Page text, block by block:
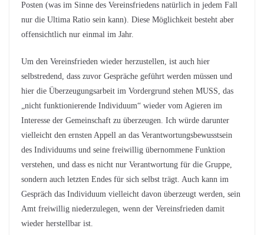
Posten (was im Sinne des Vereinsfriedens natürlich in jedem Fall
nur die Ultima Ratio sein kann). Diese Möglichkeit besteht aber
offensichtlich nur einmal im Jahr.
Um den Vereinsfrieden wieder herzustellen, ist auch hier
selbstredend, dass zuvor Gespräche geführt werden müssen und
hier die Überzeugungsarbeit im Vordergrund stehen MUSS, das
„nicht funktionierende Individuum“ wieder vom Agieren im
Interesse der Gemeinschaft zu überzeugen. Ich würde darunter
vielleicht den ernsten Appell an das Verantwortungsbewusstsein
des Individuums und seine freiwillig übernommene Funktion
verstehen, und dass es nicht nur Verantwortung für die Gruppe,
sondern auch letzten Endes für sich selbst trägt. Auch kann im
Gespräch das Individuum vielleicht davon überzeugt werden, sein
Amt freiwillig niederzulegen, wenn der Vereinsfrieden damit
wieder herstellbar ist.